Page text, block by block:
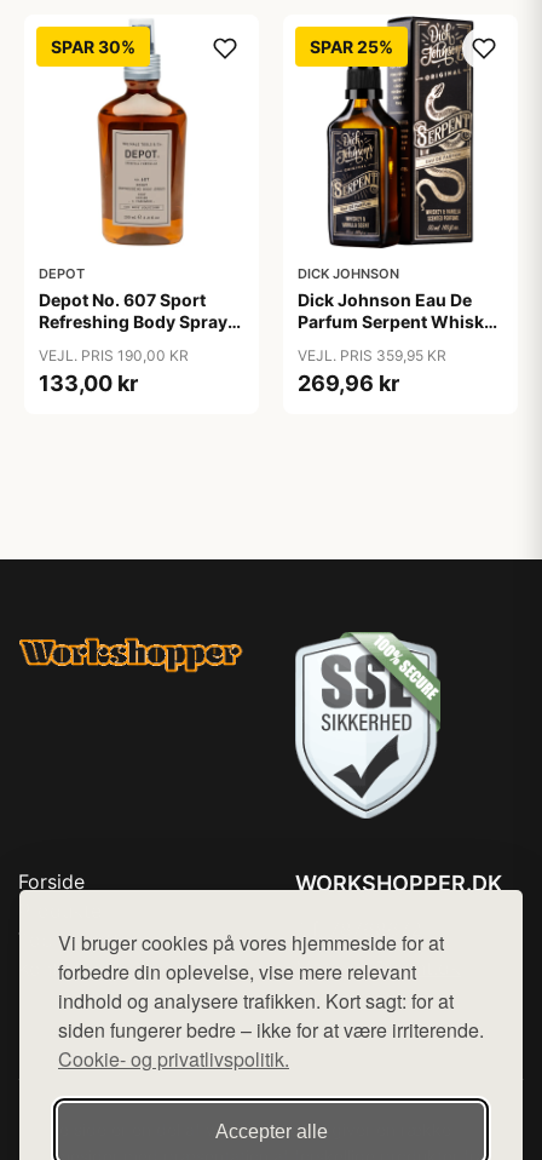
Vi bruger cookies på vores hjemmeside for at
forbedre din oplevelse, vise mere relevant
indhold og analysere trafikken. Kort sagt: for at
siden fungerer bedre – ikke for at være irriterende.
Cookie- og privatlivspolitik.
Accepter alle
SPAR 30%
DEPOT
Depot No. 607 Sport
Refreshing Body Spray
VEJL. PRIS 190,00 KR
133,00 kr
SPAR 25%
DICK JOHNSON
Dick Johnson Eau De
Parfum Serpent Whiskey
VEJL. PRIS 359,95 KR
269,96 kr
Forside
Top Rabatter
Kontakt
WORKSHOPPER.DK
Mail: hej@want.dk
Cookie- og privatlivspolitik
Denne side er en del af want.dk, der udgiver en række